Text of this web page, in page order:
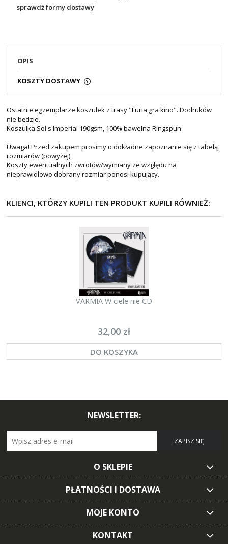
sprawdź formy dostawy
OPIS
KOSZTY DOSTAWY
Ostatnie egzemplarze koszulek z trasy "Furia gra kino". Dodruków
nie będzie.
Koszulka Sol's Imperial 190gsm, 100% bawełna Ringspun.
Uwaga! Przed zakupem prosimy o dokładne zapoznanie się z tabelą
rozmiarów (powyżej).
Koszty ewentualnych zwrotów/wymiany ze względu na
nieprawidłowo dobrany rozmiar ponosi kupujący.
KLIENCI, KTÓRZY KUPILI TEN PRODUKT KUPILI RÓWNIEŻ:
VARMIA W ciele nie CD
32,00 zł
DO KOSZYKA
NEWSLETTER:
ZAPISZ SIĘ
O SKLEPIE
PŁATNOŚCI I DOSTAWA
MOJE KONTO
KONTAKT